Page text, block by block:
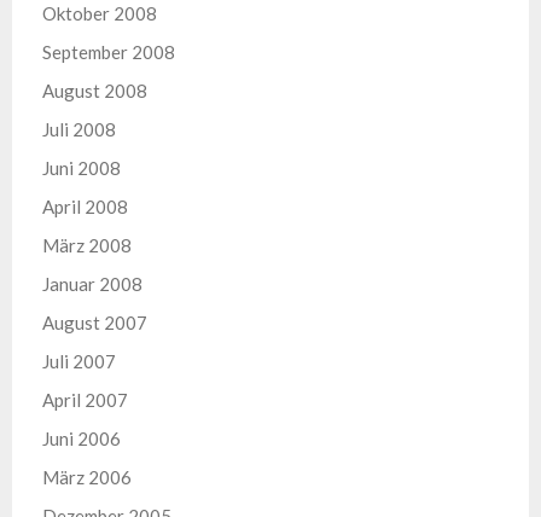
Oktober 2008
September 2008
August 2008
Juli 2008
Juni 2008
April 2008
März 2008
Januar 2008
August 2007
Juli 2007
April 2007
Juni 2006
März 2006